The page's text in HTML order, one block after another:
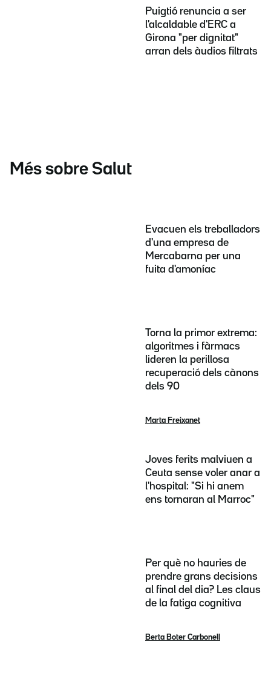
Puigtió renuncia a ser
l'alcaldable d'ERC a
Girona "per dignitat"
arran dels àudios filtrats
Més sobre Salut
Evacuen els treballadors
d'una empresa de
Mercabarna per una
fuita d'amoníac
Torna la primor extrema:
algoritmes i fàrmacs
lideren la perillosa
recuperació dels cànons
dels 90
Marta Freixanet
Joves ferits malviuen a
Ceuta sense voler anar a
l'hospital: "Si hi anem
ens tornaran al Marroc"
Per què no hauries de
prendre grans decisions
al final del dia? Les claus
de la fatiga cognitiva
Berta Boter Carbonell